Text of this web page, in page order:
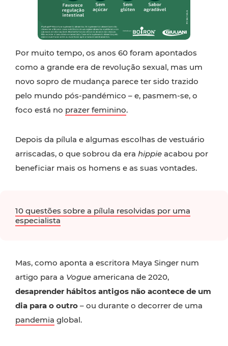
Por muito tempo, os anos 60 foram apontados
como a grande era de revolução sexual, mas um
novo sopro de mudança parece ter sido trazido
pelo mundo pós-pandémico – e, pasmem-se, o
foco está no prazer feminino.
Depois da pílula e algumas escolhas de vestuário
arriscadas, o que sobrou da era hippie acabou por
beneficiar mais os homens e as suas vontades.
10 questões sobre a pílula resolvidas por uma
especialista
Mas, como aponta a escritora Maya Singer num
artigo para a Vogue americana de 2020,
desaprender hábitos antigos não acontece de um
dia para o outro – ou durante o decorrer de uma
pandemia global.